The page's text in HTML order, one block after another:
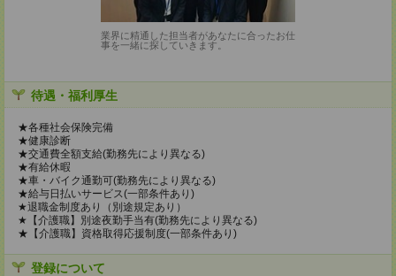
業界に精通した担当者があなたに合ったお仕
事を一緒に探していきます。
待遇・福利厚生
★各種社会保険完備
★健康診断
★交通費全額支給(勤務先により異なる)
★有給休暇
★車・バイク通勤可(勤務先により異なる)
★給与日払いサービス(一部条件あり)
★退職金制度あり（別途規定あり）
★【介護職】別途夜勤手当有(勤務先により異なる)
★【介護職】資格取得応援制度(一部条件あり)
登録について